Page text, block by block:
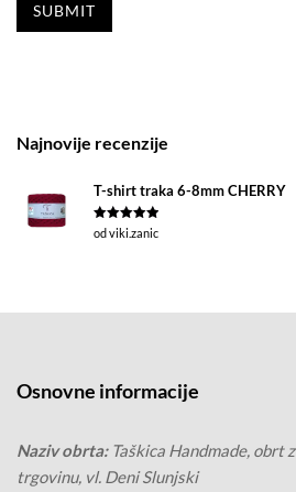
SUBMIT
Najnovije recenzije
T-shirt traka 6-8mm CHERRY
Ocjenjeno5
od 5
od viki.zanic
Osnovne informacije
Naziv obrta: Taškica Handmade, obrt
trgovinu, vl. Deni Slunjski